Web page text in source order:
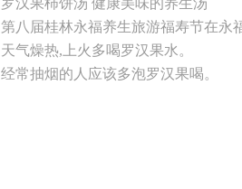
罗汉果柿饼汤 健康美味的养生汤
第八届桂林永福养生旅游福寿节在永
天气燥热,上火多喝罗汉果水。
经常抽烟的人应该多泡罗汉果喝。